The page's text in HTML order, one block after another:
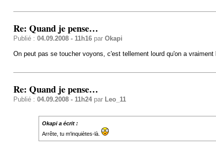
Re: Quand je pense…
Publié : 04.09.2008 - 11h16par Okapi
On peut pas se toucher voyons, c'est tellement lourd qu'on a vraiment
Re: Quand je pense…
Publié : 04.09.2008 - 11h24par Leo_11
Okapi a écrit :
Arrête, tu m'inquiètes-là.